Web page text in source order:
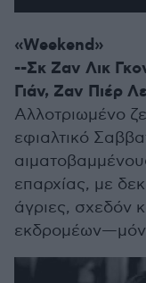
«Weekend»
--Σκ Ζαν Λικ
Γιάν, Ζαν Πιέρ
Αλλοτριωμένο
εφιαλτικό
επαρχίας, με
άγριες, σχεδόν